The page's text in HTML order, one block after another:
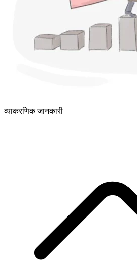
व्याकरणिक जानकारी